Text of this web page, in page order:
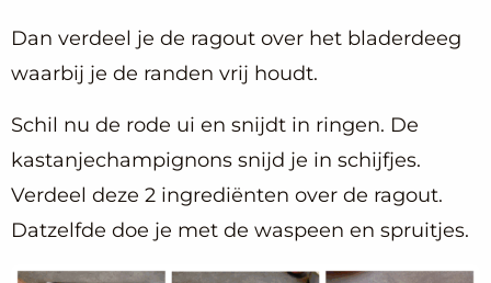
Dan verdeel je de ragout over het bladerdeeg
waarbij je de randen vrij houdt.
Schil nu de rode ui en snijdt in ringen. De
kastanjechampignons snijd je in schijfjes.
Verdeel deze 2 ingrediënten over de ragout.
Datzelfde doe je met de waspeen en spruitjes.